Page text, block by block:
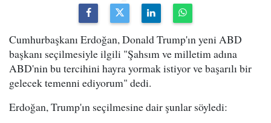
Cumhurbaşkanı Erdoğan, Donald Trump'ın yeni ABD
başkanı seçilmesiyle ilgili "Şahsım ve milletim adına
ABD'nin bu tercihini hayra yormak istiyor ve başarılı bir
gelecek temenni ediyorum" dedi.
Erdoğan, Trump'ın seçilmesine dair şunlar söyledi: